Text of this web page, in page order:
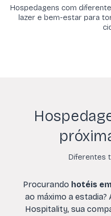
Hospedagens com
lazer e bem-estar para
Diferentes
Procurando hotéis
ao máximo a
Hospitality, sua